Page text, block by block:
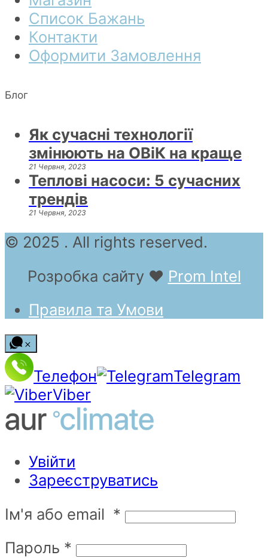
Список Бажань
Контакти
Оформити Замовлення
Блог
Як сучасні технології
змінюють на ОВіК на краще
21 Червня, 2023
Теплові насоси: 5 сучасних
трендів
21 Червня, 2023
© 2025 . All rights reserved.
Розробка сайту ❤ Prom Intel
Правила та Умови
Телефон
Telegram
Viber
Увійти
Зареєструватись
Ім'я або email *
Пароль *